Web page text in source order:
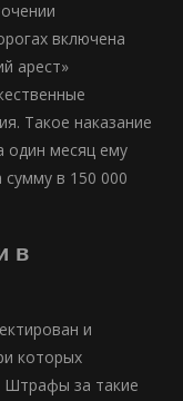
включена
арест»
Такое наказание
один месяц ему
в 150 000
в
и
которых
Штрафы за такие